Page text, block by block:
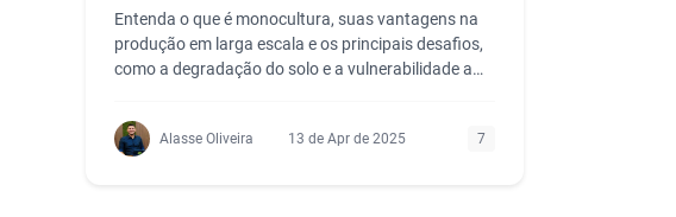
Entenda o que é monocultura, suas vantagens na
produção em larga escala e os principais desafios,
como a degradação do solo e a vulnerabilidade a
Alasse Oliveira 13 de Apr de 2025 7